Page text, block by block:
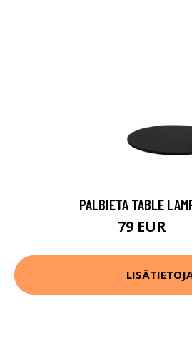
PALBIETA TABLE
79 EUR